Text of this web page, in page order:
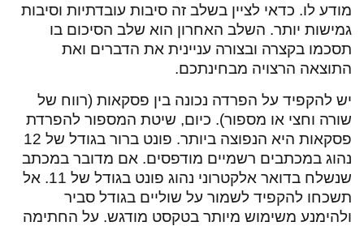
מודע לו. כדאי לציין בשלב זה סיבות עובדתיות וסיבות
גמישות יותר. השלב האחרון הוא שלב הסיכום בו
תסכמו בקצרה ובצורה עניינית את הדברים ואת
התוצאה הרצויה מבחינתכם.
יש להקפיד על הפרדה נכונה בין פסקאות (רווח של
שורה וחצי או מספור). כיום, שיטת המספור להפרדת
פסקאות היא הנפוצה ביותר. פונט ברור בגודל של 12
נהוג במכתבים רשמיים מודפסים. אם מדובר במכתב
שנשלח בדואר אלקטרוני נהוג פונט בגודל של 11. אל
תשכחו להקפיד לשמור על שוליים בגודל סביר
ולהימנע משימוש מיותר בטקסט מודגש. על החתימה